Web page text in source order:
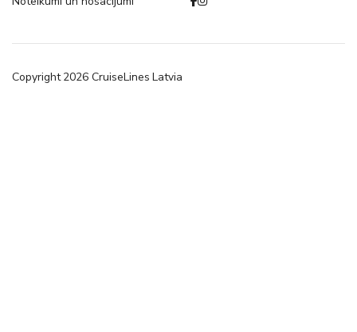
Copyright2026 CruiseLines Latvia